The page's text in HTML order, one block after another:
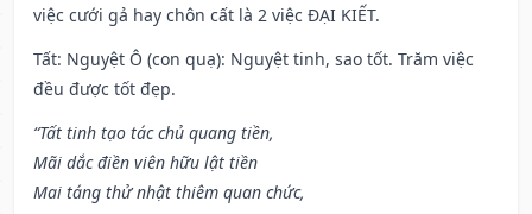
việc cưới gả hay chôn cất là 2 việc ĐẠI KIẾT.
Tất: Nguyệt Ô (con quạ): Nguyệt tinh, sao tốt. Trăm việc
đều được tốt đẹp.
“Tất tinh tạo tác chủ quang tiền,
Mãi dắc điền viên hữu lật tiền
Mai táng thử nhật thiêm quan chức,